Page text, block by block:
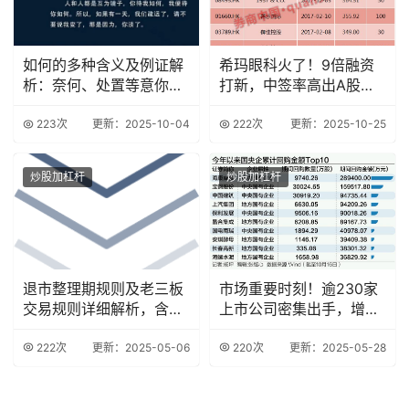
如何的多种含义及例证解
析：奈何、处置等意你知
223次 更新：2025-10-04
希玛眼科火了！9倍融资
打新，中签率高出A股
222次 更新：2025-10-25
炒股加杠杆
退市整理期规则及老三板
交易规则详细解析，含委
222次 更新：2025-05-06
炒股加杠杆
市场重要时刻！逾230家
上市公司密集出手，增持
220次 更新：2025-05-28